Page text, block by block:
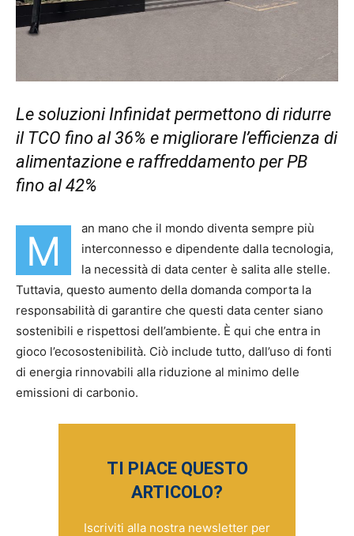
Le soluzioni Infinidat permettono di ridurre
il TCO fino al 36% e migliorare l’efficienza di
alimentazione e raffreddamento per PB
fino al 42%
M
an mano che il mondo diventa sempre più
interconnesso e dipendente dalla tecnologia,
la necessità di data center è salita alle stelle.
Tuttavia, questo aumento della domanda comporta la
responsabilità di garantire che questi data center siano
sostenibili e rispettosi dell’ambiente. È qui che entra in
gioco l’ecosostenibilità. Ciò include tutto, dall’uso di fonti
di energia rinnovabili alla riduzione al minimo delle
emissioni di carbonio.
TI PIACE QUESTO
ARTICOLO?
Iscriviti alla nostra newsletter per